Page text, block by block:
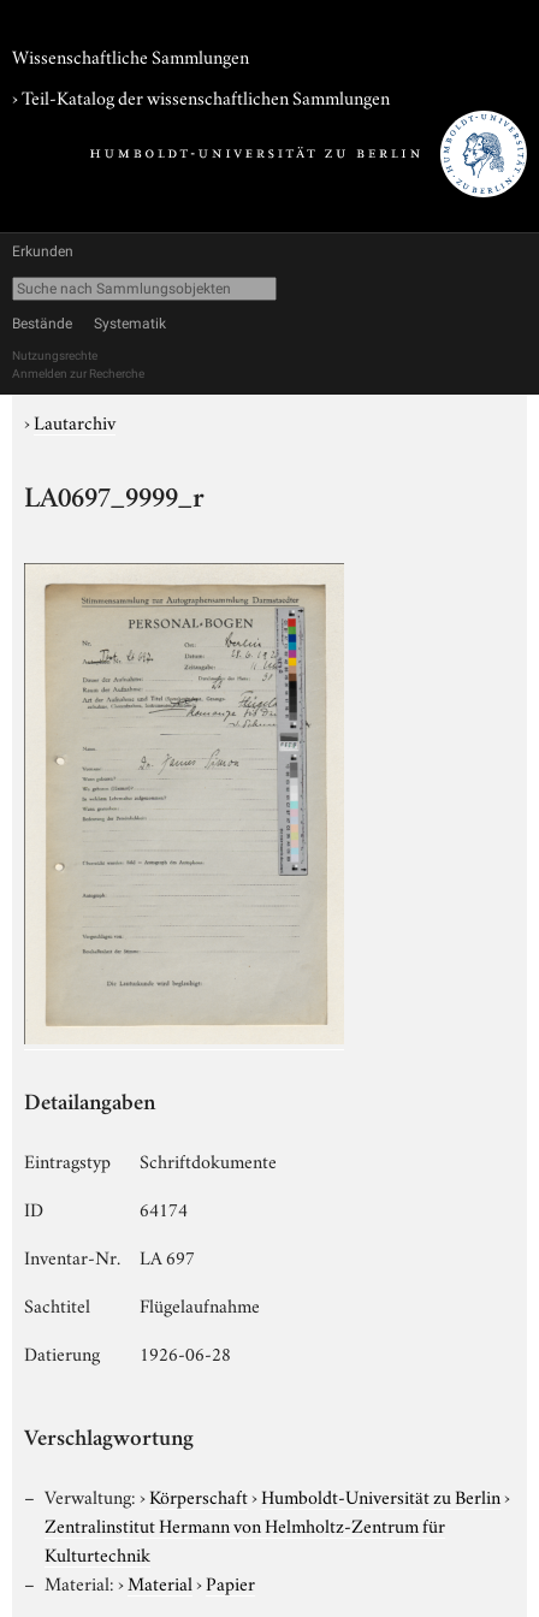
Wissenschaftliche Sammlungen
› Teil-Katalog der wissenschaftlichen Sammlungen
Erkunden
Bestände Systematik
Nutzungsrechte
Anmelden zur Recherche
›Lautarchiv
LA0697_9999_r
Detailangaben
Eintragstyp
Schriftdokumente
ID
64174
Inventar-Nr.
LA 697
Sachtitel
Flügelaufnahme
Datierung
1926-06-28
Verschlagwortung
Verwaltung:›Körperschaft›Humboldt-Universität zu Berlin›
Zentralinstitut Hermann von Helmholtz-Zentrum für
Kulturtechnik
Material:›Material›Papier